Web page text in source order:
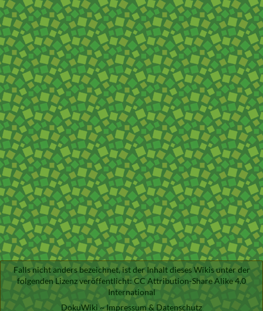
Falls nicht anders bezeichnet, ist der Inhalt dieses Wikis unter der
folgenden Lizenz veröffentlicht: CC Attribution-Share Alike 4.0
International
DokuWiki ~ Impressum & Datenschutz